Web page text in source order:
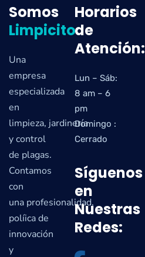
Somos
Limpicito
Una
empresa
especializada
en
limpieza, jardinería
y control
de plagas.
Contamos
con
una profesionalidad,
políica de
innovación
y
Horarios
de
Atención:
Lun – Sáb:
8 am – 6
pm
Domingo :
Cerrado
Síguenos
en
Nuestras
Redes: